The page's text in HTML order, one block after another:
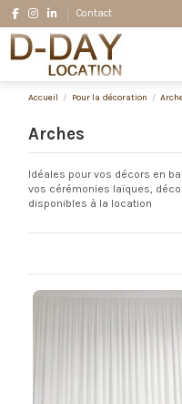
Contact
Accueil Pour la décoration
Arches
Idéales pour vos décors en
vos cérémonies laïques,
disponibles à la location